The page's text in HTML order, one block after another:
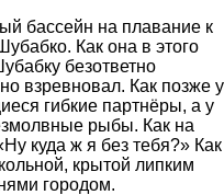
бассейн на плавание к
Как она в этого
безответно
взревновал. Как позже у
гибкие партнёры, а у
рыбы. Как на
куда ж я без тебя?» Как
крытой липким
городом.